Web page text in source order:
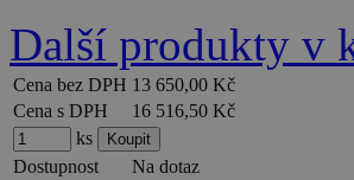
Další produkty v
Cena bez DPH 13 650,00 Kč
Cena s DPH
16 516,50 Kč
ks
Dostupnost
Na dotaz